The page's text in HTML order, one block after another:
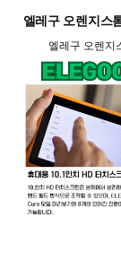
엘레구 오렌지스
엘레구 오렌지